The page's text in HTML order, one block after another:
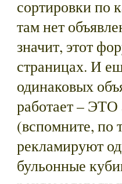
сортировки по
там нет
значит, этот
страницах. И
одинаковых
работает –
(вспомните, по
рекламируют
бульонные